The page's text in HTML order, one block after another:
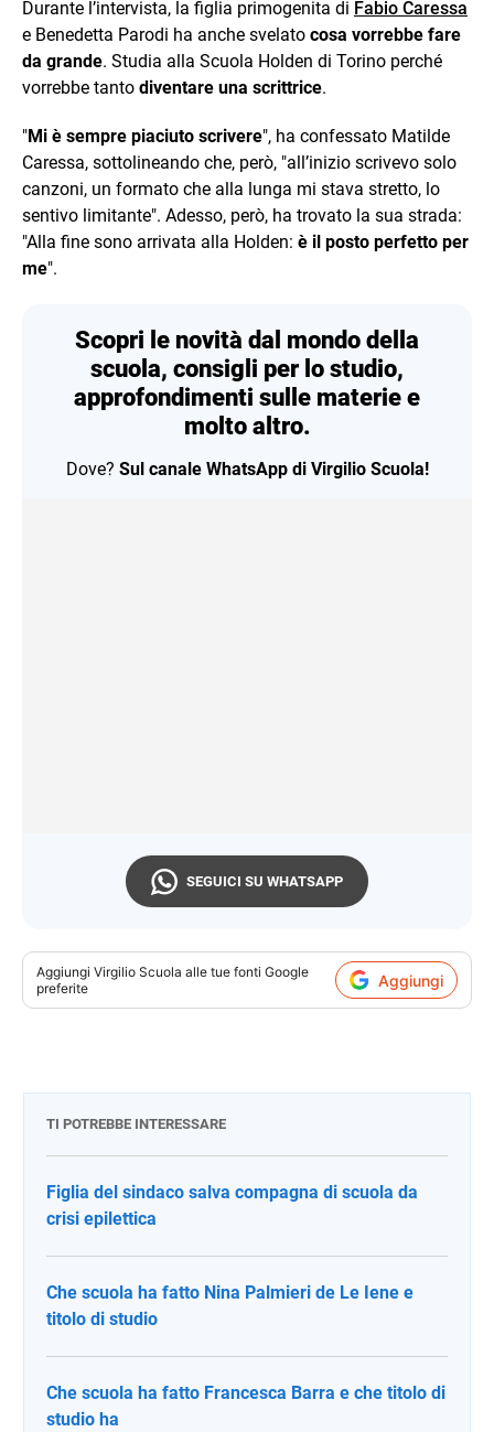
Durante l’intervista, la figlia primogenita di Fabio Caressa
e Benedetta Parodi ha anche svelato cosa vorrebbe fare
da grande. Studia alla Scuola Holden di Torino perché
vorrebbe tanto diventare una scrittrice.
"Mi è sempre piaciuto scrivere", ha confessato Matilde
Caressa, sottolineando che, però, "all’inizio scrivevo solo
canzoni, un formato che alla lunga mi stava stretto, lo
sentivo limitante". Adesso, però, ha trovato la sua strada:
"Alla fine sono arrivata alla Holden: è il posto perfetto per
me".
Scopri le novità dal mondo della
scuola, consigli per lo studio,
approfondimenti sulle materie e
molto altro.
Dove? Sul canale WhatsApp di Virgilio Scuola!
SEGUICI SU WHATSAPP
Aggiungi Virgilio Scuola alle tue fonti Google
preferite
Aggiungi
TI POTREBBE INTERESSARE
Figlia del sindaco salva compagna di scuola da
crisi epilettica
Che scuola ha fatto Nina Palmieri de Le Iene e
titolo di studio
Che scuola ha fatto Francesca Barra e che titolo di
studio ha